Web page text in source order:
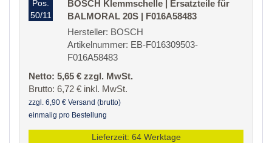
Pos.
50/11
BOSCH Klemmschelle | Ersatzteile für
BALMORAL 20S | F016A58483
Hersteller: BOSCH
Artikelnummer: EB-F016309503-
F016A58483
Netto: 5,65 € zzgl. MwSt.
Brutto: 6,72 € inkl. MwSt.
zzgl. 6,90 € Versand (brutto)
einmalig pro Bestellung
Lieferzeit: 64 Werktage